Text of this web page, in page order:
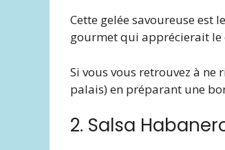
Cette gelée savoureuse est
gourmet qui apprécierait le
Si vous vous retrouvez à
palais) en préparant une
2. Salsa